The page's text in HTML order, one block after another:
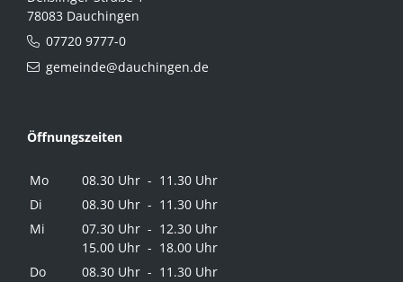
78083 Dauchingen
07720 9777-0
gemeinde@dauchingen.de
Öffnungszeiten
Mo
08.30 Uhr - 11.30 Uhr
Di
08.30 Uhr - 11.30 Uhr
Mi
07.30 Uhr - 12.30 Uhr
15.00 Uhr - 18.00 Uhr
Do
08.30 Uhr - 11.30 Uhr